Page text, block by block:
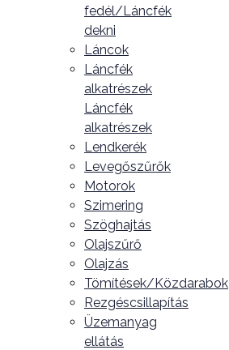
fedél/Láncfék
dekni
Láncok
Láncfék
alkatrészek
Láncfék
alkatrészek
Lendkerék
Levegőszűrők
Motorok
Szimering
Szöghajtás
Olajszűrő
Olajzás
Tömítések/Közdarabok
Rezgéscsillapítás
Üzemanyag
ellátás